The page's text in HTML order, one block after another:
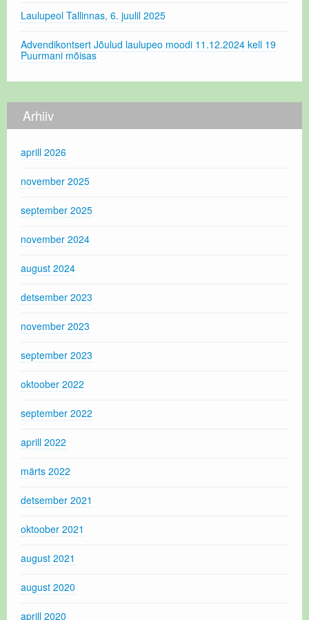
Laulupeol Tallinnas, 6. juulil 2025
Advendikontsert Jõulud laulupeo moodi 11.12.2024 kell 19
Puurmani mõisas
Arhiiv
aprill 2026
november 2025
september 2025
november 2024
august 2024
detsember 2023
november 2023
september 2023
oktoober 2022
september 2022
aprill 2022
märts 2022
detsember 2021
oktoober 2021
august 2021
august 2020
aprill 2020